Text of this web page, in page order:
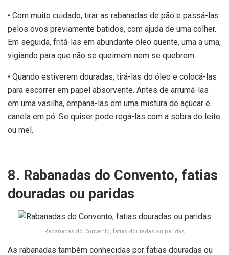
• Com muito cuidado, tirar as rabanadas de pão e passá-las
pelos ovos previamente batidos, com ajuda de uma colher.
Em seguida, fritá-las em abundante óleo quente, uma a uma,
vigiando para que não se queimem nem se quebrem.
• Quando estiverem douradas, tirá-las do óleo e colocá-las
para escorrer em papel absorvente. Antes de arrumá-las
em uma vasilha, empaná-las em uma mistura de açúcar e
canela em pó. Se quiser pode regá-las com a sobra do leite
ou mel.
8. Rabanadas do Convento, fatias
douradas ou paridas
Rabanadas do Convento, fatias douradas ou paridas
As rabanadas também conhecidas por fatias douradas ou